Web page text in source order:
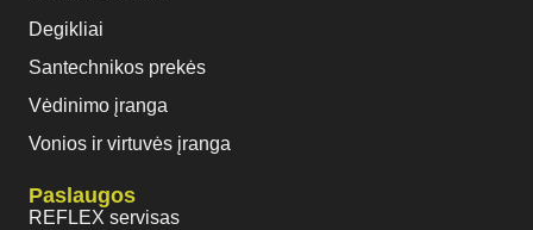
Degikliai
Santechnikos prekės
Vėdinimo įranga
Vonios ir virtuvės įranga
Paslaugos
REFLEX servisas